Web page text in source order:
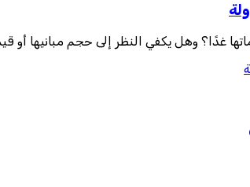
غدًا؟ وهل يكفي النظر إلى حجم مبانيها أو